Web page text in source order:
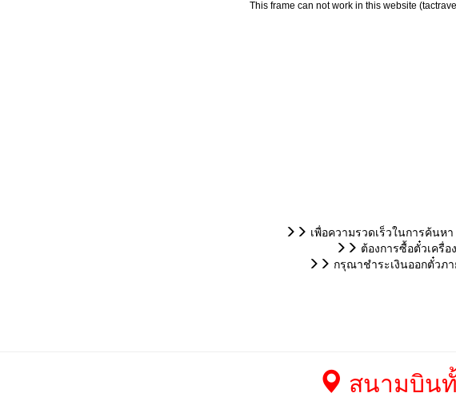
เพื่อความรวดเร็วในการค้น
ต้องการซื้อตั๋วเครื่
กรุณาชำระเงินออกตั๋วภ
สนามบิน